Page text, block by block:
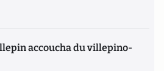
accoucha du villepino-